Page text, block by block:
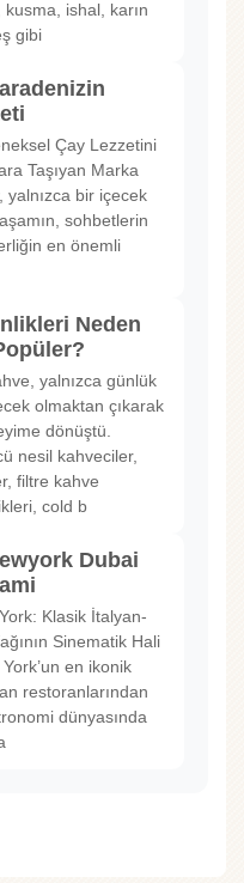
kusma, ishal, karın
gibi
Çay Lezzetini
Taşıyan Marka
yalnızca bir içecek
sohbetlerin
en önemli
Neden
yalnızca günlük
olmaktan çıkarak
dönüştü.
nesil kahveciler,
filtre kahve
cold b
Dubai
Klasik İtalyan-
Sinematik Hali
en ikonik
restoranlarından
dünyasında